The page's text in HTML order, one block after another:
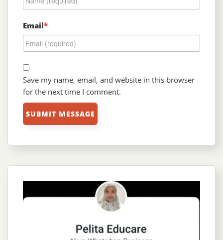
Email*
Save my name, email, and website in this browser
for the next time I comment.